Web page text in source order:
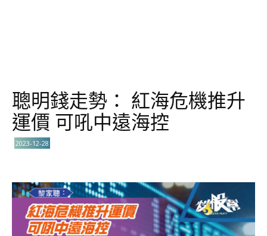
聰明錢走勢： 紅海危機推升
運價 可吼中遠海控
2023-12-28